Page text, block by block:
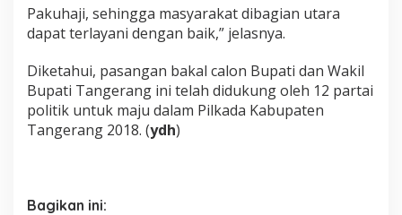
Pakuhaji, sehingga masyarakat dibagian utara
dapat terlayani dengan baik,” jelasnya.
Diketahui, pasangan bakal calon Bupati dan Wakil
Bupati Tangerang ini telah didukung oleh 12 partai
politik untuk maju dalam Pilkada Kabupaten
Tangerang 2018. (ydh)
Bagikan ini: